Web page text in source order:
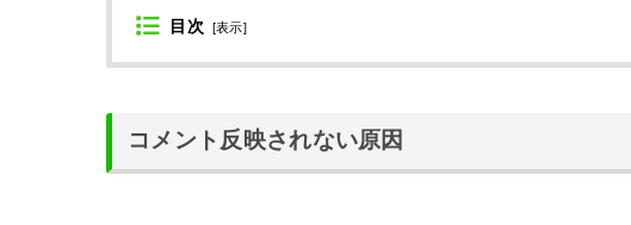
目次 [表示]
コメント反映されない原因